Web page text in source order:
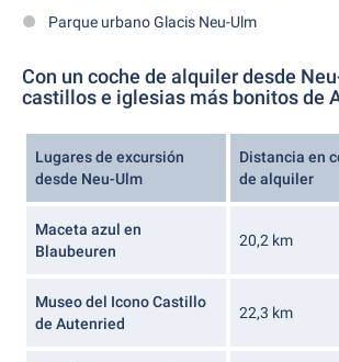
Parque urbano Glacis Neu-Ulm
Con un coche de alquiler desde
castillos e iglesias más bonitos de
Lugares de excursión
desde Neu-Ulm
Distancia en
de alquiler
Maceta azul en
Blaubeuren
20,2 km
Museo del Icono Castillo
de Autenried
22,3 km